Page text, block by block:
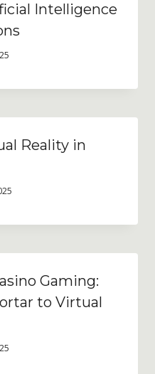
Intelligence
Reality in
Gaming:
to Virtual